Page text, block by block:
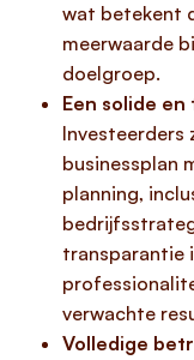
wat betekent
meerwaarde
doelgroep.
Een solide
Investeerders
businessplan
planning,
transparantie
verwachte
Volledige